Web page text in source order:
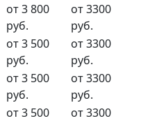
от 3 800
руб.
от 3300
руб.
от 3 500
руб.
от 3300
руб.
от 3 500
руб.
от 3300
руб.
от 3 500
от 3300